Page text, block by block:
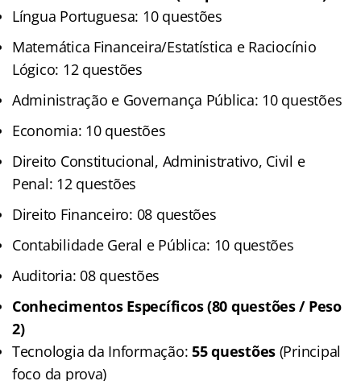
Língua Portuguesa: 10 questões
Matemática Financeira/Estatística e Raciocínio
Lógico: 12 questões
Administração e Governança Pública: 10 questões
Economia: 10 questões
Direito Constitucional, Administrativo, Civil e
Penal: 12 questões
Direito Financeiro: 08 questões
Contabilidade Geral e Pública: 10 questões
Auditoria: 08 questões
Conhecimentos Específicos (80 questões / Peso
2)
Tecnologia da Informação: 55 questões (Principal
foco da prova)